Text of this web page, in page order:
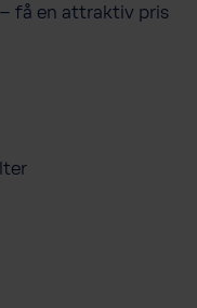
få en attraktiv pris